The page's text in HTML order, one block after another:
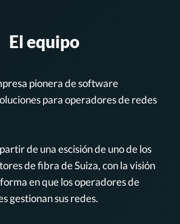
El equipo
pionera de software
para operadores de redes
de una escisión de uno de los
de fibra de Suiza, con la visión
en que los operadores de
gestionan sus redes.